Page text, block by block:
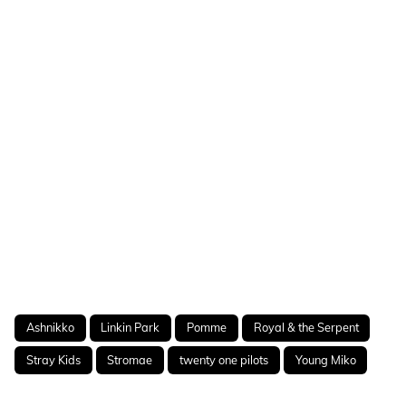
Ashnikko Linkin Park Pomme Royal & the Serpent
Stray Kids Stromae twenty one pilots Young Miko